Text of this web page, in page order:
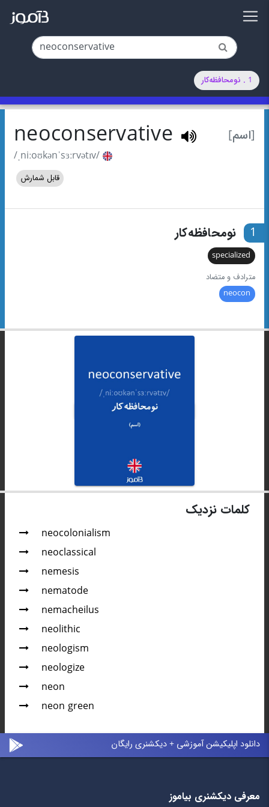
1 . نومحافظه‌کار
[اسم] neoconservative
/ˌniːoʊkənˈsɜːrvətɪv/
قابل شمارش
1 نومحافظه‌کار
specialized
مترادف و متضاد
neocon
کلمات نزدیک
neocolonialism
neoclassical
nemesis
nematode
nemacheilus
neolithic
neologism
neologize
neon
neon green
دانلود اپلیکیشن آموزشی + دیکشنری رایگان
معرفی دیکشنری بیاموز